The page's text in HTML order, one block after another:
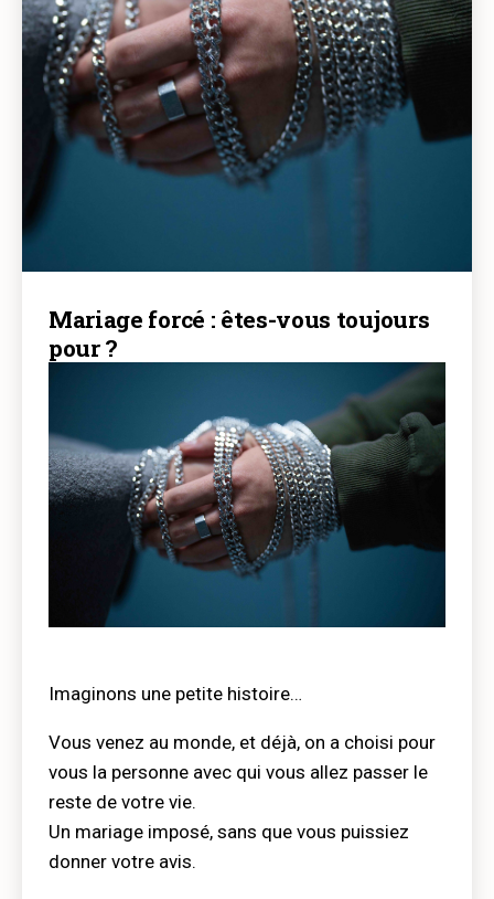
Mariage forcé : êtes-vous toujours
pour ?
Imaginons une petite histoire…
Vous venez au monde, et déjà, on a choisi pour
vous la personne avec qui vous allez passer le
reste de votre vie.
Un mariage imposé, sans que vous puissiez
donner votre avis.